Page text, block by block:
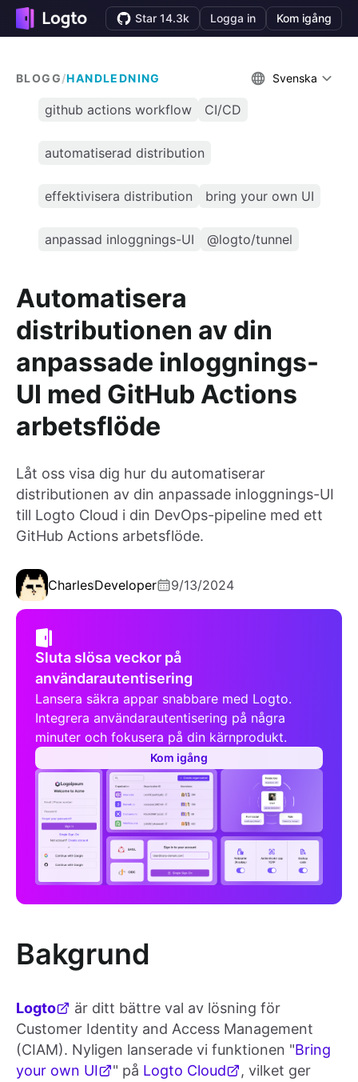
Star 14.3k Logga in Kom igång
BLOGG/HANDLEDNING Svenska
github actions workflow CI/CD
automatiserad distribution
effektivisera distribution bring your own UI
anpassad inloggnings-UI @logto/tunnel
Automatisera
distributionen av din
anpassade inloggnings-
UI med GitHub Actions
arbetsflöde
Låt oss visa dig hur du automatiserar
distributionen av din anpassade inloggnings-UI
till Logto Cloud i din DevOps-pipeline med ett
GitHub Actions arbetsflöde.
CharlesDeveloper 9/13/2024
Sluta slösa veckor på
användarautentisering
Lansera säkra appar snabbare med Logto.
Integrera användarautentisering på några
minuter och fokusera på din kärnprodukt.
Kom igång
Bakgrund
Logto
är ditt bättre val av lösning för
Customer Identity and Access Management
(CIAM). Nyligen lanserade vi funktionen "Bring
your own UI
" på Logto Cloud
, vilket ger